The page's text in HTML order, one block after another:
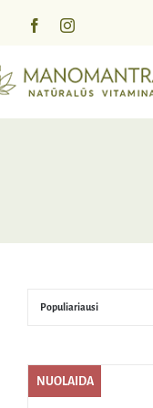
turinį
Populiariausi
NUOLAIDA